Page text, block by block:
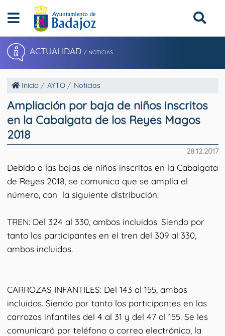
ACTUALIDAD / NOTICIAS
Inicio AYTO Noticias
Ampliación por baja de niños inscritos
en la Cabalgata de los Reyes Magos
2018
28.12.2017
Debido a las bajas de niños inscritos en la Cabalgata
de Reyes 2018, se comunica que se amplía el
número, con la siguiente distribución:
TREN: Del 324 al 330, ambos incluidos. Siendo por
tanto los participantes en el tren del 309 al 330,
ambos incluidos.
CARROZAS INFANTILES: Del 143 al 155, ambos
incluidos. Siendo por tanto los participantes en las
carrozas infantiles del 4 al 31 y del 47 al 155. Se les
comunicará por teléfono o correo electrónico, la